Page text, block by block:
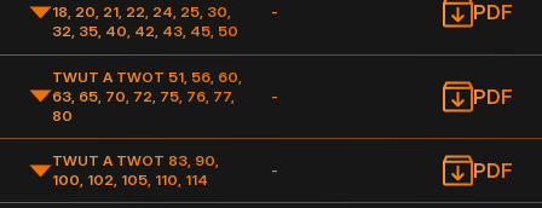
18, 20, 21, 22, 24, 25, 30,
32, 35, 40, 42, 43, 45, 50
- PDF
TWUT A TWOT 51, 56, 60,
63, 65, 70, 72, 75, 76, 77,
80
- PDF
TWUT A TWOT 83, 90,
100, 102, 105, 110, 114
- PDF